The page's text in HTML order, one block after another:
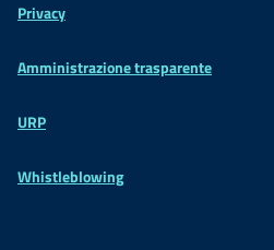
Privacy
Amministrazione trasparente
URP
Whistleblowing